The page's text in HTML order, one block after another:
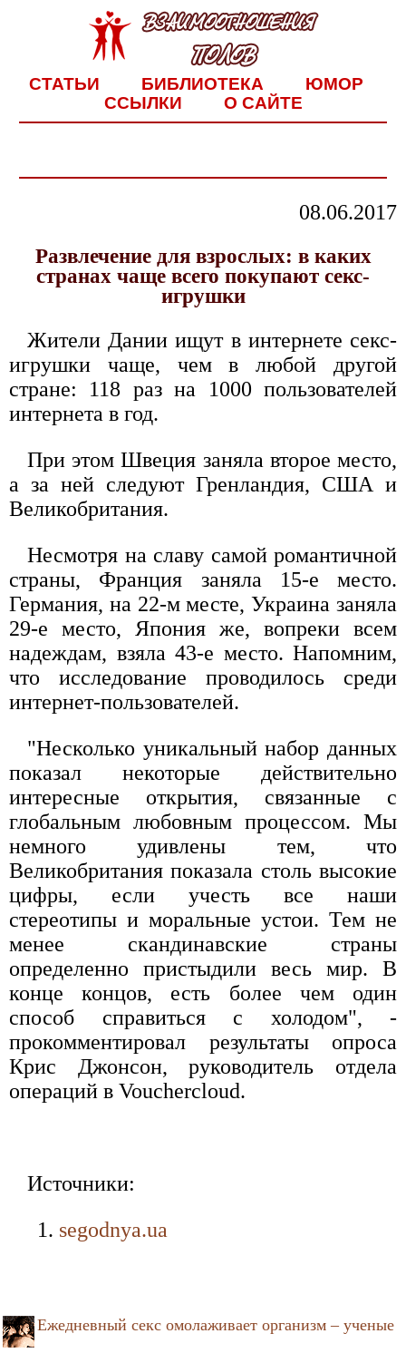
СТАТЬИ БИБЛИОТЕКА
ЮМОР
ССЫЛКИ
О САЙТЕ
08.06.2017
Развлечение для взрослых: в каких
странах чаще всего покупают секс-
игрушки
Жители Дании ищут в интернете секс-
игрушки чаще, чем в любой другой
стране: 118 раз на 1000 пользователей
интернета в год.
При этом Швеция заняла второе место,
а за ней следуют Гренландия, США и
Великобритания.
Несмотря на славу самой романтичной
страны, Франция заняла 15-е место.
Германия, на 22-м месте, Украина заняла
29-е место, Япония же, вопреки всем
надеждам, взяла 43-е место. Напомним,
что исследование проводилось среди
интернет-пользователей.
"Несколько уникальный набор данных
показал некоторые действительно
интересные открытия, связанные с
глобальным любовным процессом. Мы
немного удивлены тем, что
Великобритания показала столь высокие
цифры, если учесть все наши
стереотипы и моральные устои. Тем не
менее скандинавские страны
определенно пристыдили весь мир. В
конце концов, есть более чем один
способ справиться с холодом", -
прокомментировал результаты опроса
Крис Джонсон, руководитель отдела
операций в Vouchercloud.
Источники:
segodnya.ua
Ежедневный секс омолаживает организм – ученые